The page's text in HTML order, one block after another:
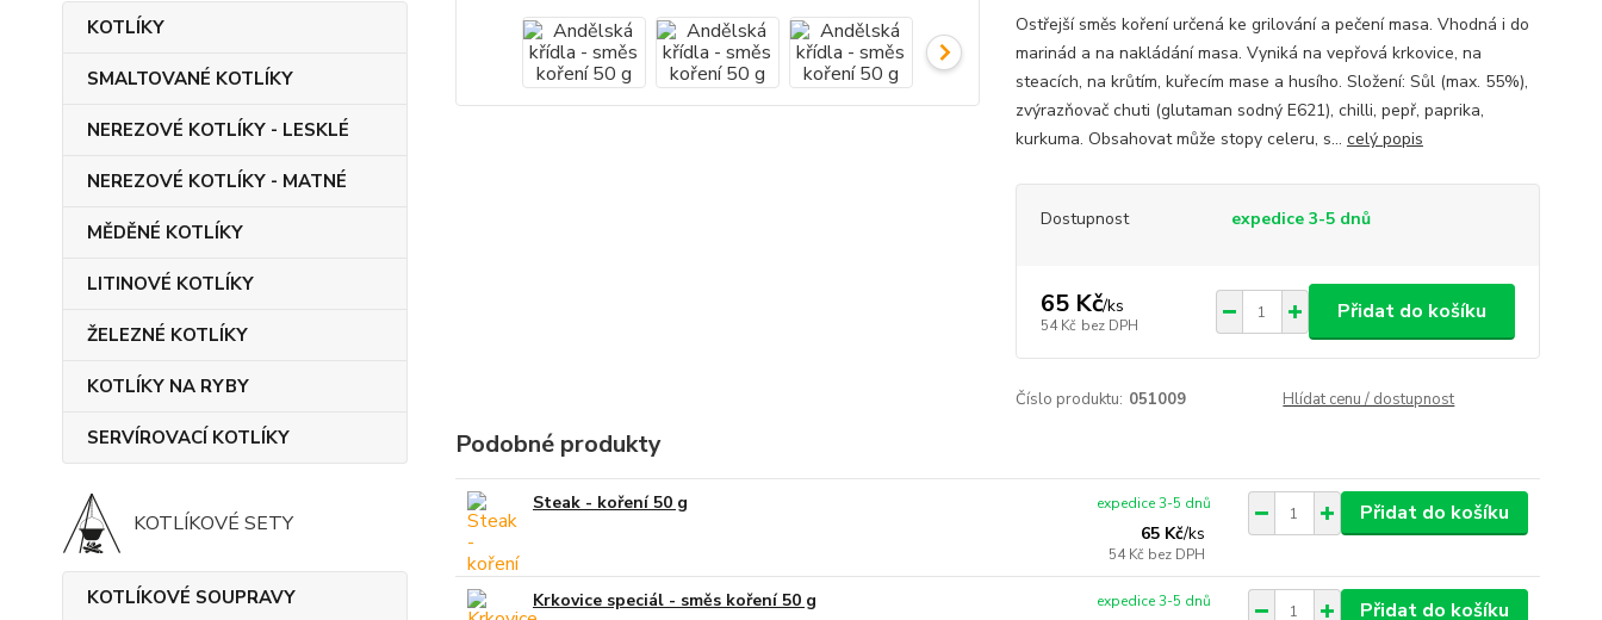
KOTLÍKY
SMALTOVANÉ KOTLÍKY
NEREZOVÉ KOTLÍKY - LESKLÉ
NEREZOVÉ KOTLÍKY - MATNÉ
MĚDĚNÉ KOTLÍKY
LITINOVÉ KOTLÍKY
ŽELEZNÉ KOTLÍKY
KOTLÍKY NA RYBY
SERVÍROVACÍ KOTLÍKY
KOTLÍKOVÉ SETY
KOTLÍKOVÉ SOUPRAVY
Ostřejší směs koření určená ke grilování a pečení masa. Vhodná i do
marinád a na nakládání masa. Vyniká na vepřová krkovice, na
steacích, na krůtím, kuřecím mase a husího. Složení: Sůl (max. 55%),
zvýrazňovač chuti (glutaman sodný E621), chilli, pepř, paprika,
kurkuma. Obsahovat může stopy celeru, s... celý popis
Dostupnost expedice 3-5 dnů
65 Kč/ks
54 Kč bez DPH
Přidat do košíku
Číslo produktu: 051009 Hlídat cenu / dostupnost
Podobné produkty
Steak - koření 50 g
65 Kč/ks
54 Kč bez DPH
expedice 3-5 dnů Přidat do košíku
Krkovice speciál - směs koření 50 g
expedice 3-5 dnů Přidat do košíku